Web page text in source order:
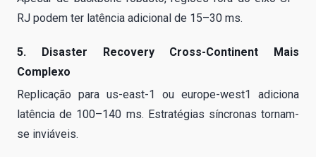
RJ podem ter latência adicional de 15–30 ms.
5. Disaster Recovery Cross-Continent Mais
Complexo
Replicação para us-east-1 ou europe-west1 adiciona
latência de 100–140 ms. Estratégias síncronas tornam-
se inviáveis.